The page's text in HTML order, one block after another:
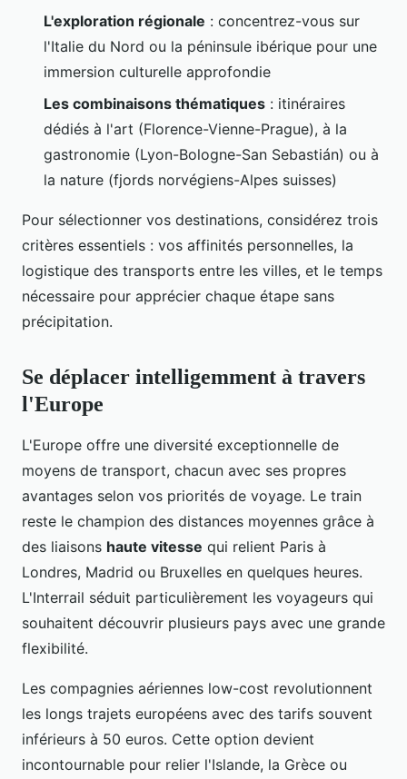
L'exploration régionale : concentrez-vous sur
l'Italie du Nord ou la péninsule ibérique pour une
immersion culturelle approfondie
Les combinaisons thématiques : itinéraires
dédiés à l'art (Florence-Vienne-Prague), à la
gastronomie (Lyon-Bologne-San Sebastián) ou à
la nature (fjords norvégiens-Alpes suisses)
Pour sélectionner vos destinations, considérez trois
critères essentiels : vos affinités personnelles, la
logistique des transports entre les villes, et le temps
nécessaire pour apprécier chaque étape sans
précipitation.
Se déplacer intelligemment à travers
l'Europe
L'Europe offre une diversité exceptionnelle de
moyens de transport, chacun avec ses propres
avantages selon vos priorités de voyage. Le train
reste le champion des distances moyennes grâce à
des liaisons haute vitesse qui relient Paris à
Londres, Madrid ou Bruxelles en quelques heures.
L'Interrail séduit particulièrement les voyageurs qui
souhaitent découvrir plusieurs pays avec une grande
flexibilité.
Les compagnies aériennes low-cost revolutionnent
les longs trajets européens avec des tarifs souvent
inférieurs à 50 euros. Cette option devient
incontournable pour relier l'Islande, la Grèce ou